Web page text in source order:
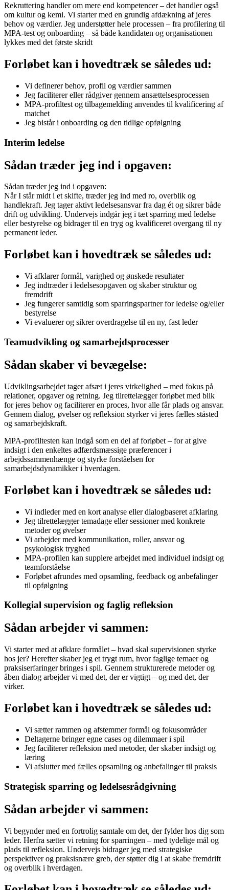
Rekruttering handler om mere end kompetencer – det handler også
om kultur og kemi. Vi starter med en grundig afdækning af jeres
behov og værdier. Jeg understøtter hele processen – fra profilering til
MPA-test og onboarding – så både kandidaten og organisationen
lykkes med det første skridt
Forløbet kan i hovedtræk se således ud:
Vi definerer behov, profil og værdier sammen
Jeg faciliterer eller rådgiver gennem ansættelsesprocessen
MPA-profiltest og tilbagemelding anvendes til kvalificering af
matchet
Jeg bistår i onboarding og den tidlige opfølgning
Interim ledelse
Sådan træder jeg ind i opgaven:
Sådan træder jeg ind i opgaven:
Når I står midt i et skifte, træder jeg ind med ro, overblik og
handlekraft. Jeg tager aktivt ledelsesansvar fra dag ét og sikrer både
drift og udvikling. Undervejs indgår jeg i tæt sparring med ledelse
eller bestyrelse og bidrager til en tryg og kvalificeret overgang til ny
permanent leder.
Forløbet kan i hovedtræk se således ud:
Vi afklarer formål, varighed og ønskede resultater
Jeg indtræder i ledelsesopgaven og skaber struktur og
fremdrift
Jeg fungerer samtidig som sparringspartner for ledelse og/eller
bestyrelse
Vi evaluerer og sikrer overdragelse til en ny, fast leder
Teamudvikling og samarbejdsprocesser
Sådan skaber vi bevægelse:
Udviklingsarbejdet tager afsæt i jeres virkelighed – med fokus på
relationer, opgaver og retning. Jeg tilrettelægger forløbet med blik
for jeres behov og faciliterer en proces, hvor alle får plads og ansvar.
Gennem dialog, øvelser og refleksion styrker vi jeres fælles ståsted
og samarbejdskraft.
MPA-profiltesten kan indgå som en del af forløbet – for at give
indsigt i den enkeltes adfærdsmæssige præferencer i
arbejdssammenhænge og styrke forståelsen for
samarbejdsdynamikker i hverdagen.
Forløbet kan i hovedtræk se således ud:
Vi indleder med en kort analyse eller dialogbaseret afklaring
Jeg tilrettelægger temadage eller sessioner med konkrete
metoder og øvelser
Vi arbejder med kommunikation, roller, ansvar og
psykologisk tryghed
MPA-profilen kan supplere arbejdet med individuel indsigt og
teamforståelse
Forløbet afrundes med opsamling, feedback og anbefalinger
til opfølgning
Kollegial supervision og faglig refleksion
Sådan arbejder vi sammen:
Vi starter med at afklare formålet – hvad skal supervisionen styrke
hos jer? Herefter skaber jeg et trygt rum, hvor faglige temaer og
praksiserfaringer bringes i spil. Gennem strukturerede metoder og
åben dialog arbejder vi med det, der er vigtigt – og med det, der
virker.
Forløbet kan i hovedtræk se således ud:
Vi sætter rammen og afstemmer formål og fokusområder
Deltagerne bringer egne cases og dilemmaer i spil
Jeg faciliterer refleksion med metoder, der skaber indsigt og
læring
Vi afslutter med fælles opsamling og anbefalinger til praksis
Strategisk sparring og ledelsesrådgivning
Sådan arbejder vi sammen:
Vi begynder med en fortrolig samtale om det, der fylder hos dig som
leder. Herfra sætter vi retning for sparringen – med tydelige mål og
plads til refleksion. Undervejs bidrager jeg med strategiske
perspektiver og praksisnære greb, der støtter dig i at skabe fremdrift
og overblik i hverdagen.